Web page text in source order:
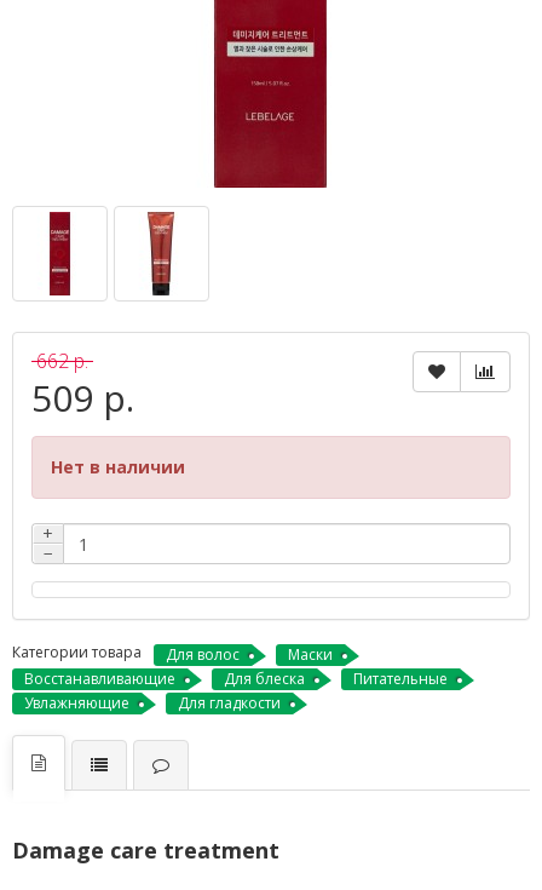
662 р.
509 р.
Нет в наличии
+
−
Категории товара Для волос
Маски
Восстанавливающие
Для блеска
Питательные
Увлажняющие
Для гладкости
Damage care treatment